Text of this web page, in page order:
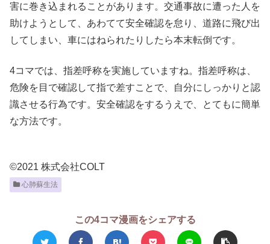
害に巻き込まれることがあります。交通事故に遭った人を
助けようとして、あわてて安全確認を怠り、道路に飛び出
してしまい、車にはねられたりしたら本末転倒です。
4コマでは、指差呼称を実施していますね。指差呼称は、
危険を目で確認して指で差すことで、自分にしっかりと認
識させる行為です。安全確認をするうえで、とてもに簡単
な方法です。
©2021 株式会社COLT
心肺蘇生法
この4コマ漫画をシェアする